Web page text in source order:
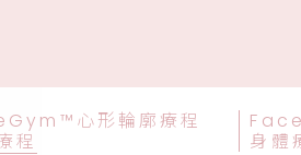
心形輪廓療程
程
身體